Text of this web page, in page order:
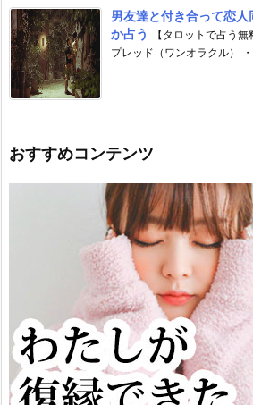
男友達と付き合って恋
か占う
【タロットで占う
プレッド（ワンオラクル）
おすすめコンテンツ